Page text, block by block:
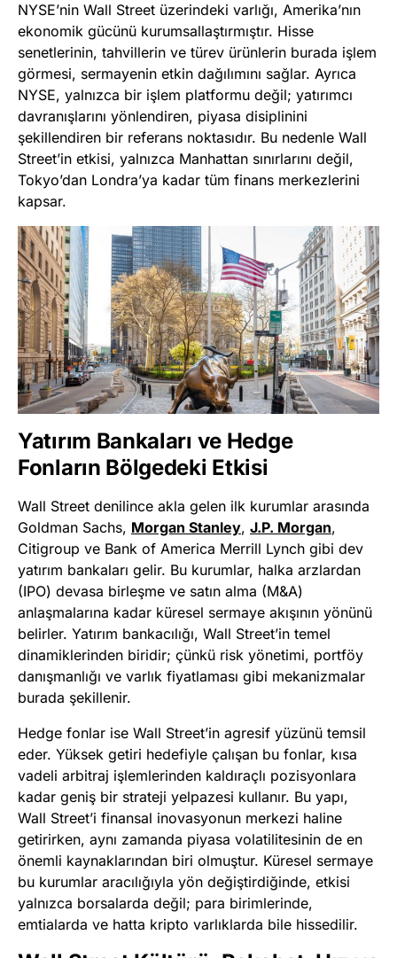
NYSE’nin Wall Street üzerindeki varlığı, Amerika’nın
ekonomik gücünü kurumsallaştırmıştır. Hisse
senetlerinin, tahvillerin ve türev ürünlerin burada işlem
görmesi, sermayenin etkin dağılımını sağlar. Ayrıca
NYSE, yalnızca bir işlem platformu değil; yatırımcı
davranışlarını yönlendiren, piyasa disiplinini
şekillendiren bir referans noktasıdır. Bu nedenle Wall
Street’in etkisi, yalnızca Manhattan sınırlarını değil,
Tokyo’dan Londra’ya kadar tüm finans merkezlerini
kapsar.
Yatırım Bankaları ve Hedge
Fonların Bölgedeki Etkisi
Wall Street denilince akla gelen ilk kurumlar arasında
Goldman Sachs, Morgan Stanley, J.P. Morgan,
Citigroup ve Bank of America Merrill Lynch gibi dev
yatırım bankaları gelir. Bu kurumlar, halka arzlardan
(IPO) devasa birleşme ve satın alma (M&A)
anlaşmalarına kadar küresel sermaye akışının yönünü
belirler. Yatırım bankacılığı, Wall Street’in temel
dinamiklerinden biridir; çünkü risk yönetimi, portföy
danışmanlığı ve varlık fiyatlaması gibi mekanizmalar
burada şekillenir.
Hedge fonlar ise Wall Street’in agresif yüzünü temsil
eder. Yüksek getiri hedefiyle çalışan bu fonlar, kısa
vadeli arbitraj işlemlerinden kaldıraçlı pozisyonlara
kadar geniş bir strateji yelpazesi kullanır. Bu yapı,
Wall Street’i finansal inovasyonun merkezi haline
getirirken, aynı zamanda piyasa volatilitesinin de en
önemli kaynaklarından biri olmuştur. Küresel sermaye
bu kurumlar aracılığıyla yön değiştirdiğinde, etkisi
yalnızca borsalarda değil; para birimlerinde,
emtialarda ve hatta kripto varlıklarda bile hissedilir.